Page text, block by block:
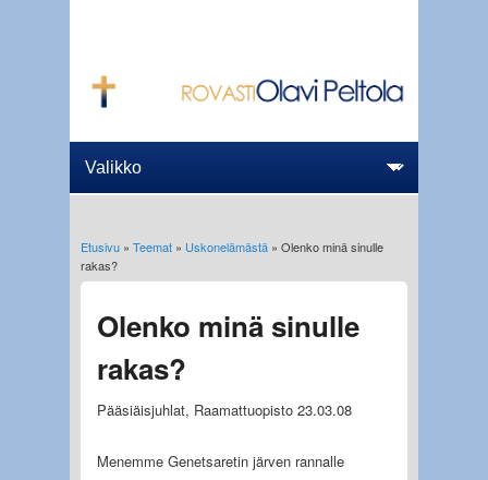
Olet täällä
Etusivu» Teemat» Uskonelämästä» Olenko minä sinulle
rakas?
Olenko minä sinulle
rakas?
Pääsiäisjuhlat, Raamattuopisto 23.03.08
Menemme Genetsaretin järven rannalle